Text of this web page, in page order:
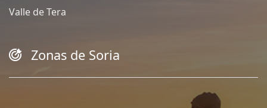
Valle de Tera
Zonas de Soria